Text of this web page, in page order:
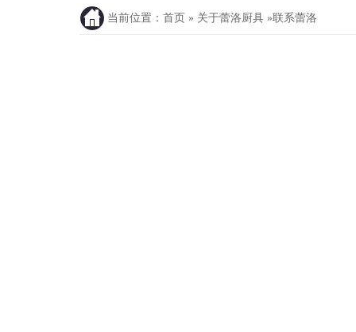
当前位置： 首页 » 关于蕾洛厨具 »联系蕾洛